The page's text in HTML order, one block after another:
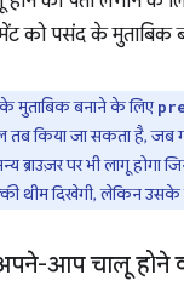
को पसंद के मुताबिक
मुताबिक बनाने के लिए
तब किया जा सकता है, जब
ब्राउज़र पर भी लागू होगा
थीम दिखेगी, लेकिन
आप चालू होने